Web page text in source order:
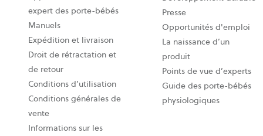
expert des porte-bébés
Manuels
Expédition et livraison
Droit de rétractation et
de retour
Conditions d’utilisation
Conditions générales de
vente
Informations sur les
Presse
Opportunités d'emploi
La naissance d’un
produit
Points de vue d’experts
Guide des porte-bébés
physiologiques